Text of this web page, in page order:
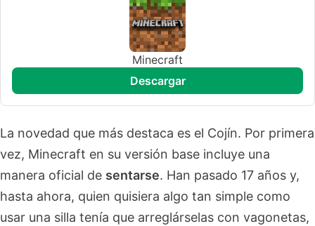
Minecraft
descargar
La novedad que más destaca es el Cojín. Por primera
vez, Minecraft en su versión base incluye una
manera oficial de sentarse. Han pasado 17 años y,
hasta ahora, quien quisiera algo tan simple como
usar una silla tenía que arreglárselas con vagonetas,